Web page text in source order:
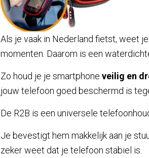
Als je vaak in Nederland fietst, weet
momenten. Daarom is een
Zo houd je je smartphone veilig en
jouw telefoon goed beschermd is
De R2B is een universele
Je bevestigt hem makkelijk aan je
zeker weet dat je telefoon stabiel is.